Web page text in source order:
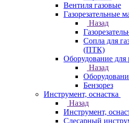
Вентиля газовые
Газорезательные
Назад
Сопла для
(ПТК)
Оборудование для
Назад
Бензорез
Инструмент, оснастка
Назад
Инструмент,
Слесарный